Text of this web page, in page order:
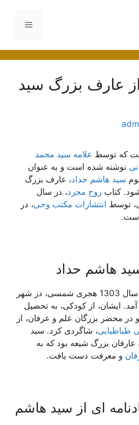
فهرست
از عارف بزرگ سید
که توسط علامه سید محمد
نوشته شده است و به عنوان
سید هاشم حداد، عارف بزرگ
کتاب روح مجرد، در سال
انتشارات مکتب وحی، در
هاشم حداد
سید هاشم حداد، در سال 1303 هجری شمسی، در شهر
ایشان، از کودکی، به تحصیل
در محضر بزرگان علم و عرفان، از
طباطبایی، شاگردی کرد. سید
بزرگ شیعه بود که به
و معرفت دست یافت.
ای از سید هاشم